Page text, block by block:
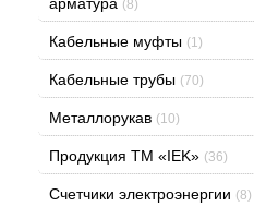
(8)
Кабельные муфты (1)
Кабельные трубы (70)
Металлорукав (10)
Продукция ТМ «IEK» (36)
Счетчики электроэнергии (8)